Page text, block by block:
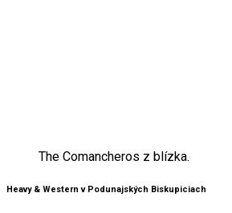
The Comancheros z blízka.
Heavy & Western v Podunajských Biskupiciach